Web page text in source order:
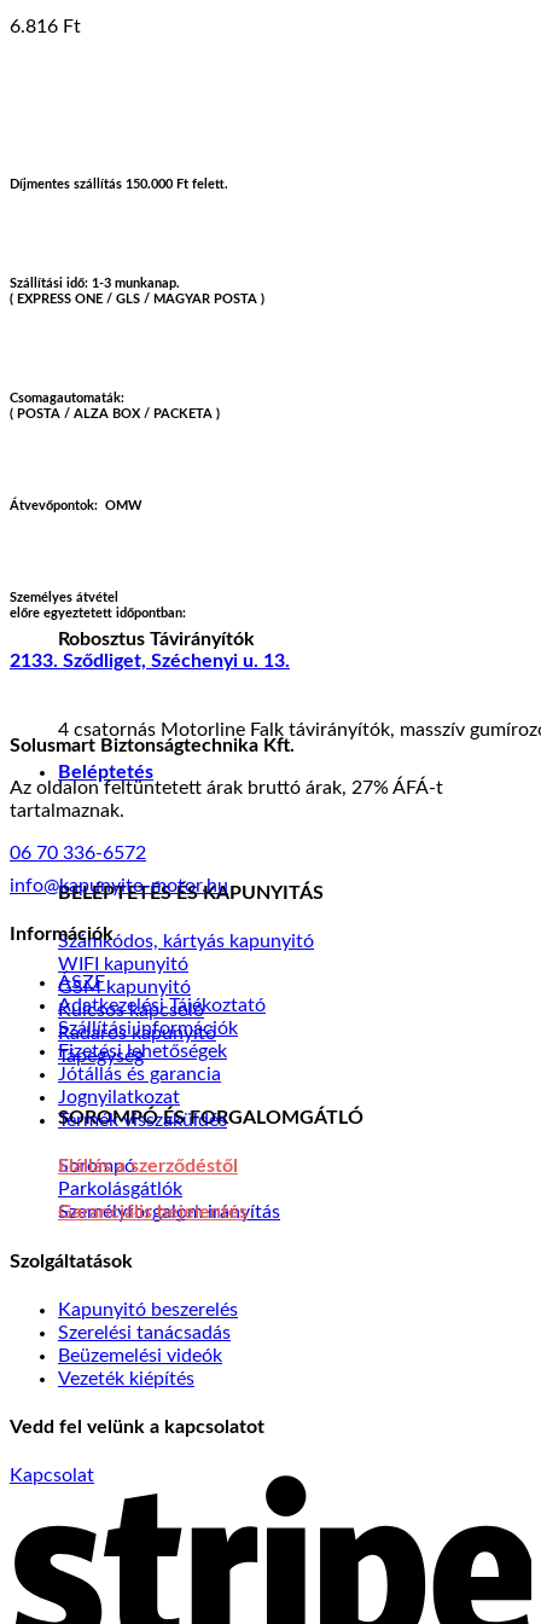
Robosztus Távirányítók
4 csatornás Motorline Falk távirányítók, masszív
Beléptetés
BELÉPTETÉS ÉS KAPUNYITÁS
Számkódos, kártyás kapunyitó
WIFI kapunyitó
GSM kapunyitó
Kulcsos kapcsoló
Radaros kapunyitó
Tápegység
SOROMPÓ ÉS FORGALOMGÁTLÓ
Sorompó
Parkolásgátlók
Személyforgalom irányítás
6.816 Ft
Díjmentes szállítás 150.000 Ft felett.
Szállítási idő: 1-3 munkanap.
( EXPRESS ONE / GLS / MAGYAR POSTA )
Csomagautomaták:
( POSTA / ALZA BOX / PACKETA )
Átvevőpontok: OMW
Személyes átvétel
előre egyeztetett időpontban:
2133. Sződliget, Széchenyi u. 13.
Solusmart Biztonságtechnika Kft.
Az oldalon feltüntetett árak bruttó árak, 27% ÁFÁ-t
tartalmaznak.
06 70 336-6572
info@kapunyito-motor.hu
Információk
ÁSZF
Adatkezelési Tájékoztató
Szállítási információk
Fizetési lehetőségek
Jótállás és garancia
Jognyilatkozat
Termék visszaküldés
Elállás a szerződéstől
Garanciális bejelentés
Szolgáltatások
Kapunyitó beszerelés
Szerelési tanácsadás
Beüzemelési videók
Vezeték kiépítés
Vedd fel velünk a kapcsolatot
Kapcsolat